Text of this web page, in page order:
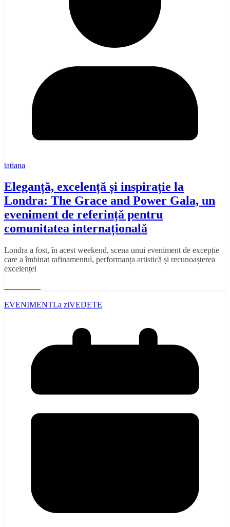
tatiana
Eleganță, excelență și inspirație la
Londra: The Grace and Power Gala, un
eveniment de referință pentru
comunitatea internațională
Londra a fost, în acest weekend, scena unui eveniment de excepție
care a îmbinat rafinamentul, performanța artistică și recunoașterea
excelenței
EVENIMENTLa ziVEDETE